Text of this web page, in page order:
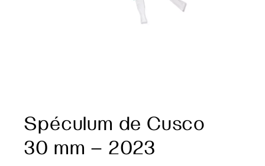
Spéculum de Cusco
30 mm – 2023